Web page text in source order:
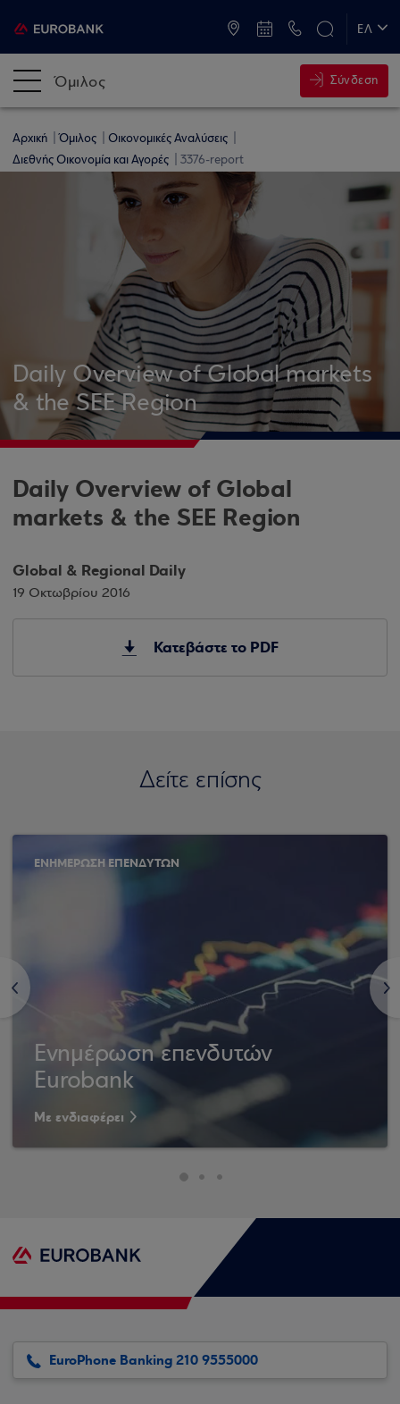
ΕΛ
Όμιλος Σύνδεση
Αρχική Όμιλος
Οικονομικές Αναλύσεις
Διεθνής Οικονομία και Αγορές
3376-report
Daily Overview of Global markets
& the SEE Region
Daily Overview of Global
markets & the SEE Region
Global & Regional Daily
19 Οκτωβρίου 2016
Κατεβάστε το PDF
Δείτε επίσης
<
ΕΝΗΜΕΡΩΣΗ ΕΠΕΝΔΥΤΩΝ
Ενημέρωση επενδυτών
Eurobank
Με ενδιαφέρει
>
EuroPhone Banking 210 9555000